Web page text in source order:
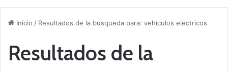
Inicio / Resultados de la búsqueda para: vehículos eléctricos
Resultados de la